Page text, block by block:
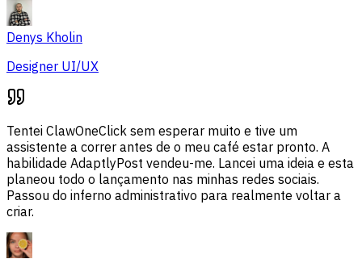
Denys Kholin
Designer UI/UX
Tentei ClawOneClick sem esperar muito e tive um
assistente a correr antes de o meu café estar pronto. A
habilidade AdaptlyPost vendeu-me. Lancei uma ideia e esta
planeou todo o lançamento nas minhas redes sociais.
Passou do inferno administrativo para realmente voltar a
criar.